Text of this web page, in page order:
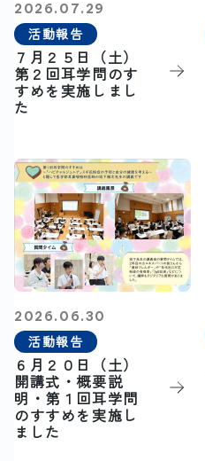
2026.07.29
活動報告
７月２５日（土）
第２回耳学問のす
すめを実施しまし
た
2026.06.30
活動報告
６月２０日（土）
開講式・概要説
明・第１回耳学問
のすすめを実施し
ました